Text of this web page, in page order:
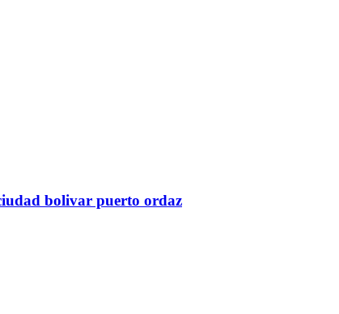
bolivar puerto ordaz